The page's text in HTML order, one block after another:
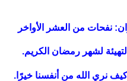
نفحات من العشر الأواخر
لشهر رمضان الكريم.
نري الله من أنفسنا خيرًا.